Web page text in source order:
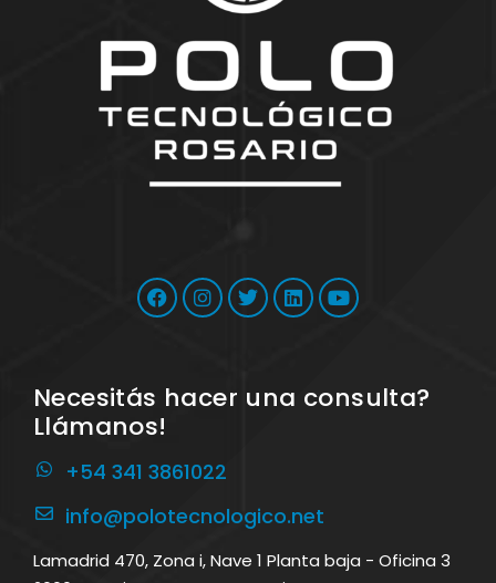
Necesitás hacer una consulta?
Llámanos!
+54 341 3861022
info@polotecnologico.net
Lamadrid 470, Zona i, Nave 1 Planta baja - Oficina 3